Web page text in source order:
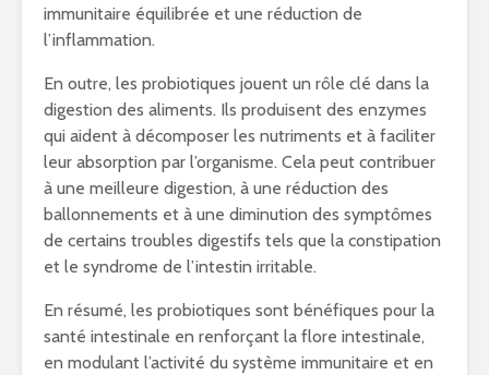
immunitaire équilibrée et une réduction de
l’inflammation.
En outre, les probiotiques jouent un rôle clé dans la
digestion des aliments. Ils produisent des enzymes
qui aident à décomposer les nutriments et à faciliter
leur absorption par l’organisme. Cela peut contribuer
à une meilleure digestion, à une réduction des
ballonnements et à une diminution des symptômes
de certains troubles digestifs tels que la constipation
et le syndrome de l’intestin irritable.
En résumé, les probiotiques sont bénéfiques pour la
santé intestinale en renforçant la flore intestinale,
en modulant l’activité du système immunitaire et en